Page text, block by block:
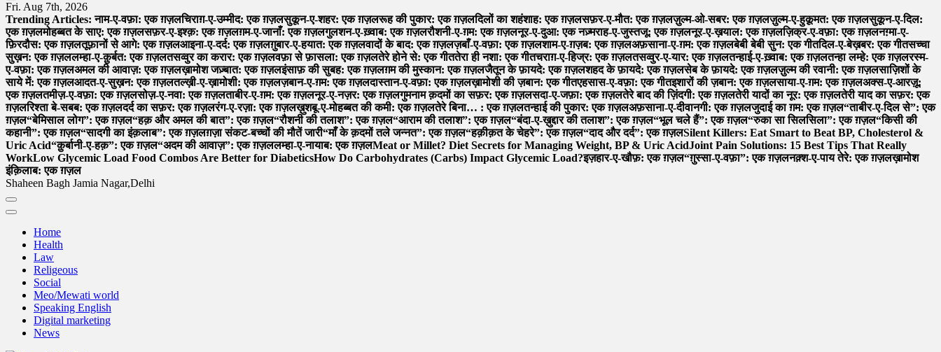
Fri. Aug 7th, 2026
Trending Articles: नाम-ए-वफ़ा: एक ग़ज़लचिराग़-ए-उम्मीद: एक ग़ज़लसुकून-ए-शहर: एक ग़ज़लरूह की पुकार: एक ग़ज़लदिलों का शहंशाह: एक ग़ज़लसफ़र-ए-मौत: एक ग़ज़लज़ुल्म-ओ-सबर: एक ग़ज़लज़ुल्म-ए-हुक़ूमत: एक ग़ज़लसुकून-ए-दिल:
एक ग़ज़लमोहब्बत के साए: एक ग़ज़लसफ़र-ए-इश्क़: एक ग़ज़लग़म-ए-जानाँ: एक ग़ज़लगुलशन-ए-ख़्वाब: एक ग़ज़लरौशनी-ए-ग़म: एक ग़ज़लनूर-ए-दुआ: एक नज़्मराह-ए-जुस्तजू: एक ग़ज़लनूर-ए-ख़याल: एक ग़ज़लज़िक्र-ए-वफ़ा: एक ग़ज़लनग़्मा-ए-
फ़िरदौस: एक ग़ज़लतूफ़ानों से आगे: एक ग़ज़लआइना-ए-दर्द: एक ग़ज़लग़ुबार-ए-हयात: एक ग़ज़लवादों के बाद: एक ग़ज़लज़बाँ-ए-वफ़ा: एक ग़ज़लशाम-ए-ग़ज़ब: एक ग़ज़लअफ़साना-ए-ग़म: एक ग़ज़लबेबी बेबी सुन: एक गीतदिल-ए-बेख़बर: एक गीतसच्चा
सुख़न: एक ग़ज़ललम्हा-ए-क़ुर्बत: एक ग़ज़लतसव्वुर का करार: एक ग़ज़लवफ़ा से फ़ासला: एक ग़ज़लतेरे होने से: एक गीततेरा ही नशा: एक गीतचराग़-ए-हिज्र: एक ग़ज़लतसव्वुर-ए-यार: एक ग़ज़लतन्हाई-ए-ख़्वाब: एक ग़ज़लतन्हा लम्हे: एक ग़ज़लरस्म-
ए-वफ़ा: एक ग़ज़लअमल की आवाज़: एक ग़ज़लख़ामोश जज़्बात: एक ग़ज़लइंसाफ़ की सुबह: एक ग़ज़लग़म की मुस्कान: एक ग़ज़लजैतून के फ़ायदे: एक ग़ज़लशहद के फ़ायदे: एक ग़ज़लसेब के फ़ायदे: एक ग़ज़लज़ुल्म की रवानी: एक ग़ज़लसाज़िशों के
साये में: एक ग़ज़लआदत-ए-सुख़न: एक ग़ज़लतल्ख़ी-ए-ख़ामोशी: एक ग़ज़लज़बान-ए-ग़म: एक ग़ज़लदास्तान-ए-वफ़ा: एक ग़ज़लख़ामोशी की ज़बान: एक गीतएहसास-ए-वफ़ा: एक गीतइशारों की ज़बान: एक ग़ज़लसाया-ए-ग़म: एक ग़ज़लअक्स-ए-आरज़ू:
एक ग़ज़लतमीज़-ए-वफ़ा: एक ग़ज़लसोज़-ए-नवा: एक ग़ज़लताबीर-ए-ग़म: एक ग़ज़लनूर-ए-नज़र: एक ग़ज़लगुमनाम क़दमों का सफ़र: एक ग़ज़लसदा-ए-जफ़ा: एक ग़ज़लतेरे बाद की ज़िंदगी: एक ग़ज़लतेरी यादों का नूर: एक ग़ज़लतेरी याद का सफ़र: एक
ग़ज़लरिश्ता बे-सबब: एक ग़ज़लदर्द का सफ़र: एक ग़ज़लरंग-ए-रज़ा: एक ग़ज़लख़ुशबू-ए-मोहब्बत की कमी: एक ग़ज़लतेरे बिना… : एक ग़ज़लतन्हाई की पुकार: एक ग़ज़लअफ़साना-ए-दीवानगी: एक ग़ज़लजुदाई का ग़म: एक ग़ज़ल“ताबीर-ए-दिल से”: एक
ग़ज़ल“बेमिसाल लोग”: एक ग़ज़ल“हक़ और अमल की बात”: एक ग़ज़ल“रौशनी की तलाश”: एक ग़ज़ल“आराम की तलाश”: एक ग़ज़ल“बंदा-ए-ख़ुद्दार की तलाश”: एक ग़ज़ल“भूल चले हैं”: एक ग़ज़ल“रुका सा सिलसिला”: एक ग़ज़ल“किसी की
कहानी”: एक ग़ज़ल“सादगी का इंक़लाब”: एक ग़ज़लग़ज़ा संकट-बच्चों की मौतें जारी“माँ के क़दमों तले जन्नत”: एक ग़ज़ल“हक़ीक़त के चेहरे”: एक ग़ज़ल“दाद और दर्द”: एक ग़ज़लSilent Killers: Eat Smart to Beat BP, Cholesterol &
Uric Acid“क़ुर्बानी-ए-हक़”: एक ग़ज़ल“अदम की आवाज़”: एक ग़ज़ललम्हा-ए-नायाब: एक ग़ज़लMeat or Millet? Diet Secrets for Managing Weight, BP & Uric AcidJoint Pain Solutions: 15 Best Tips That Really
WorkLow Glycemic Load Food Combos Are Better for DiabeticsHow Do Carbohydrates (Carbs) Impact Glycemic Load?इज़हार-ए-खौफ़: एक ग़ज़ल“ग़ुस्सा-ए-वफ़ा”: एक ग़ज़लनक़्श-ए-पाय तेरे: एक ग़ज़लख़ामोश
इंक़िलाब: एक ग़ज़ल
Shaheen Bagh Jamia Nagar,Delhi
Home
Health
Law
Religeous
Social
Meo/Mewati world
Speaking English
Digital marketing
News